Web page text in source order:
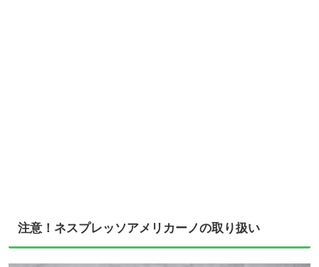
注意！ネスプレッソアメリカーノの取り扱い